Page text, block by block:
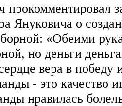
Януковича о
«Обеими
но деньги
вера в победу
- это качество
нравилась